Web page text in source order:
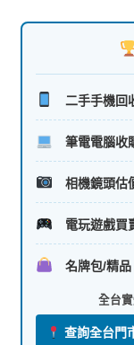
二手手機回
筆電電腦收
相機鏡頭估
電玩遊戲買
名牌包/精品
全台
查詢全台門